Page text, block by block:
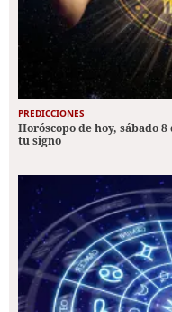
PREDICCIONES
Horóscopo de hoy, sábado
tu signo